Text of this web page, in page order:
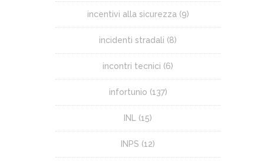
incentivi alla sicurezza (9)
incidenti stradali (8)
incontri tecnici (6)
infortunio (137)
INL (15)
INPS (12)